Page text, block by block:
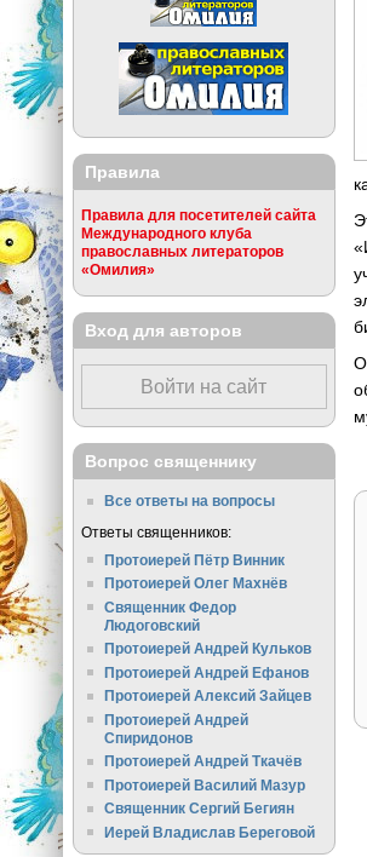
Правила
Правила для посетителей сайта
Международного клуба
православных литераторов
«Омилия»
Вход для авторов
Войти на сайт
Вопрос священнику
Все ответы на вопросы
Ответы священников:
Протоиерей Пётр Винник
Протоиерей Олег Махнёв
Священник Федор
Людоговский
Протоиерей Андрей Кульков
Протоиерей Андрей Ефанов
Протоиерей Алексий Зайцев
Протоиерей Андрей
Спиридонов
Протоиерей Андрей Ткачёв
Протоиерей Василий Мазур
Священник Сергий Бегиян
Иерей Владислав Береговой